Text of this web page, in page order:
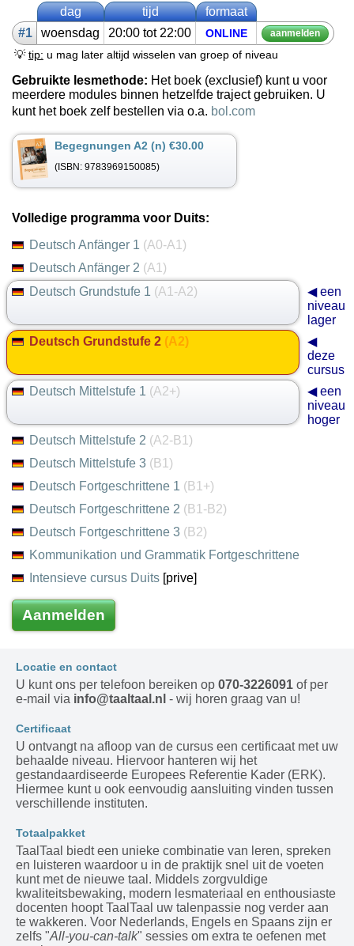
dag
tijd
formaat
#1
woens­dag 20:00 tot 22:00 ON­LINE aan­mel­den
💡tip: u mag later altijd wisselen van groep of niveau
Gebruikte lesmethode: Het boek (exclusief) kunt u voor
meerdere modules binnen hetzelfde traject gebruiken. U
kunt het boek zelf bestellen via o.a. bol.com
Begegnungen A2 (n) €30.00
(ISBN: 9783969150085)
Volledige programma voor Duits:
Deutsch Anfänger 1 (A0-A1)
Deutsch Anfänger 2 (A1)
Deutsch Grundstufe 1 (A1-A2)
◀ een
niveau
lager
Deutsch Grundstufe 2 (A2)
◀
deze
cursus
Deutsch Mittelstufe 1 (A2+)
◀ een
niveau
hoger
Deutsch Mittelstufe 2 (A2-B1)
Deutsch Mittelstufe 3 (B1)
Deutsch Fortgeschrittene 1 (B1+)
Deutsch Fortgeschrittene 2 (B1-B2)
Deutsch Fortgeschrittene 3 (B2)
Kommunikation und Grammatik Fortgeschrittene
Intensieve cursus Duits [prive]
Aanmelden
Locatie en contact
U kunt ons per telefoon bereiken op 070-3226091 of per
e-mail via info@taaltaal.nl - wij horen graag van u!
Certificaat
U ontvangt na afloop van de cursus een certificaat met uw
behaalde niveau. Hiervoor hanteren wij het
gestandaardiseerde Europees Referentie Kader (ERK).
Hiermee kunt u ook eenvoudig aansluiting vinden tussen
verschillende instituten.
Totaalpakket
TaalTaal biedt een unieke combinatie van leren, spreken
en luisteren waardoor u in de praktijk snel uit de voeten
kunt met de nieuwe taal. Middels zorgvuldige
kwaliteitsbewaking, modern lesmateriaal en enthousiaste
docenten hoopt TaalTaal uw talenpassie nog verder aan
te wakkeren. Voor Nederlands, Engels en Spaans zijn er
zelfs "All-you-can-talk" sessies om extra te oefenen met